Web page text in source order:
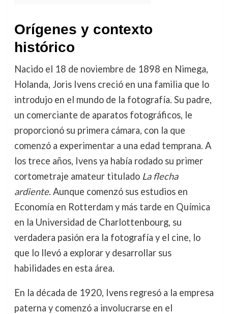
Orígenes y contexto
histórico
Nacido el 18 de noviembre de 1898 en Nimega,
Holanda, Joris Ivens creció en una familia que lo
introdujo en el mundo de la fotografía. Su padre,
un comerciante de aparatos fotográficos, le
proporcionó su primera cámara, con la que
comenzó a experimentar a una edad temprana. A
los trece años, Ivens ya había rodado su primer
cortometraje amateur titulado La flecha
ardiente. Aunque comenzó sus estudios en
Economía en Rotterdam y más tarde en Química
en la Universidad de Charlottenbourg, su
verdadera pasión era la fotografía y el cine, lo
que lo llevó a explorar y desarrollar sus
habilidades en esta área.
En la década de 1920, Ivens regresó a la empresa
paterna y comenzó a involucrarse en el